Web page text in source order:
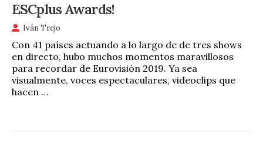
ESCplus Awards!
Iván Trejo
Con 41 países actuando a lo largo de de tres shows
en directo, hubo muchos momentos maravillosos
para recordar de Eurovisión 2019. Ya sea
visualmente, voces espectaculares, videoclips que
hacen …